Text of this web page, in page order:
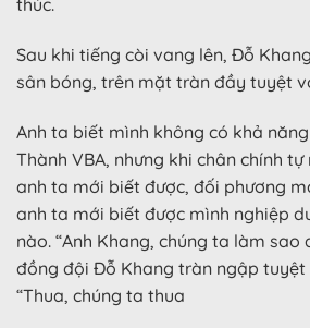
thúc.
Sau khi tiếng còi vang lên, Đỗ
sân bóng, trên mặt tràn đầy tuyệt
Anh ta biết mình không có khả
Thành VBA, nhưng khi chân chính
anh ta mới biết được, đối phương
anh ta mới biết được mình nghiệp
nào. “Anh Khang, chúng ta làm sao
đồng đội Đỗ Khang tràn ngập tuyệt
“Thua, chúng ta thua